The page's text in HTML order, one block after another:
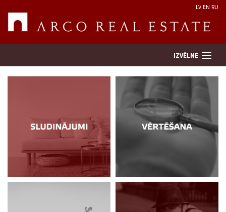
LV EN RU
IZVĒLNE
Novērtēt īpašumu
Uzņēmums
Pakalpojumi